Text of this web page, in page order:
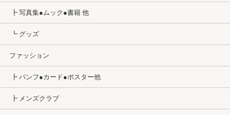
┣ 写真集●ムック●書籍 他
┗ グッズ
ファッション
┣ パンフ●カード●ポスター他
┣ メンズクラブ